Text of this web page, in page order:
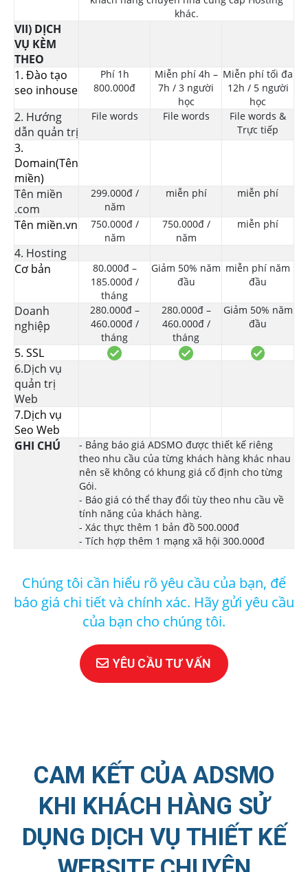
khác.
VII) DỊCH
VỤ KÈM
THEO
1. Đào tạo
seo inhouse
Phí 1h
800.000đ
Miễn phí 4h –
7h / 3 người
học
Miễn phí tối đa
12h / 5 người
học
2. Hướng
dẫn quản trị
File words File words
File words &
Trực tiếp
3.
Domain(Tên
miền)
Tên miền
.com
299.000đ /
năm
miễn phí miễn phí
Tên miền.vn
750.000đ /
năm
750.000đ /
năm
miễn phí
4. Hosting
Cơ bản
80.000đ –
185.000đ /
tháng
Giảm 50% năm
đầu
miễn phí năm
đầu
Doanh
nghiệp
280.000đ –
460.000đ /
tháng
280.000đ –
460.000đ /
tháng
Giảm 50% năm
đầu
5. SSL
6.Dịch vụ
quản trị
Web
7.Dịch vụ
Seo Web
GHI CHÚ
- Bảng báo giá ADSMO được thiết kế riêng
theo nhu cầu của từng khách hàng khác nhau
nên sẽ không có khung giá cố định cho từng
Gói.
- Báo giá có thể thay đổi tùy theo nhu cầu về
tính năng của khách hàng.
- Xác thực thêm 1 bản đồ 500.000đ
- Tích hợp thêm 1 mạng xã hội 300.000đ
Chúng tôi cần hiểu rõ yêu cầu của bạn, để
báo giá chi tiết và chính xác. Hãy gửi yêu cầu
của bạn cho chúng tôi.
YÊU CẦU TƯ VẤN
CAM KẾT CỦA ADSMO
KHI KHÁCH HÀNG SỬ
DỤNG DỊCH VỤ THIẾT KẾ